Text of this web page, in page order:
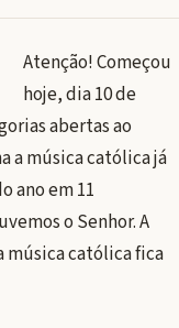
Atenção! Começou
hoje, dia 10 de
abertas ao
a música católica já
ano em 11
o Senhor. A
música católica fica